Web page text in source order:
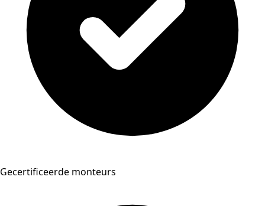
Gecertificeerde monteurs